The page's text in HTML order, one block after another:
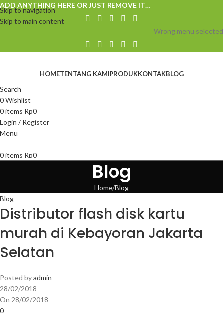
Skip to navigation
Skip to main content
ADD ANYTHING HERE OR JUST REMOVE IT…
Wrong menu selected
HOMETENTANG KAMIPRODUKKONTAKBLOG
Search
0Wishlist
0items Rp0
Login / Register
Menu
0items Rp0
Blog
Home Blog
Blog
Distributor flash disk kartu
murah di Kebayoran Jakarta
Selatan
Posted byadmin
28/02/2018
On 28/02/2018
0